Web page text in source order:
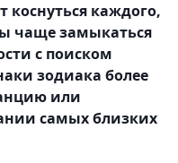
коснуться каждого,
чаще замыкаться
с поиском
зодиака более
или
самых близких